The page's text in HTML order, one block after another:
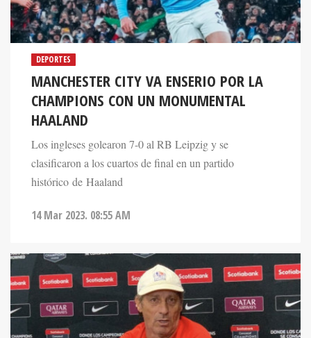
DEPORTES
MANCHESTER CITY VA ENSERIO POR LA
CHAMPIONS CON UN MONUMENTAL
HAALAND
Los ingleses golearon 7-0 al RB Leipzig y se
clasificaron a los cuartos de final en un partido
histórico de Haaland
14 Mar 2023. 08:55 AM